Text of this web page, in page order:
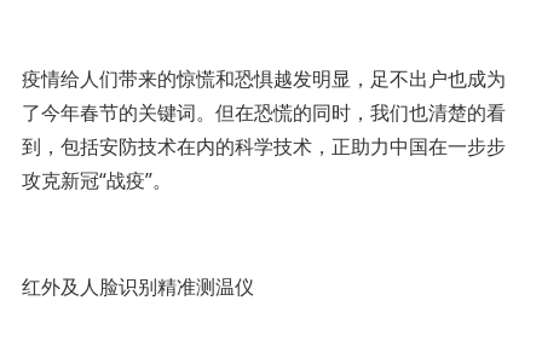
疫情给人们带来的惊慌和恐惧越发明显，足不出户也成为
了今年春节的关键词。但在恐慌的同时，我们也清楚的看
到，包括安防技术在内的科学技术，正助力中国在一步步
攻克新冠“战疫”。
红外及人脸识别精准测温仪